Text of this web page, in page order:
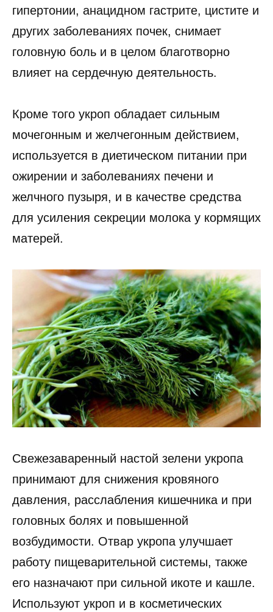
гипертонии, анацидном гастрите, цистите и
других заболеваниях почек, снимает
головную боль и в целом благотворно
влияет на сердечную деятельность.
Кроме того укроп обладает сильным
мочегонным и желчегонным действием,
используется в диетическом питании при
ожирении и заболеваниях печени и
желчного пузыря, и в качестве средства
для усиления секреции молока у кормящих
матерей.
Свежезаваренный настой зелени укропа
принимают для снижения кровяного
давления, расслабления кишечника и при
головных болях и повышенной
возбудимости. Отвар укропа улучшает
работу пищеварительной системы, также
его назначают при сильной икоте и кашле.
Используют укроп и в косметических